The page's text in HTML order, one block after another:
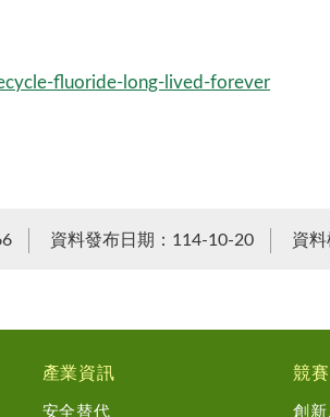
fluoride-long-lived-forever
資料發布日期：114-10-20 資
產業資訊
安全替代
競
創新